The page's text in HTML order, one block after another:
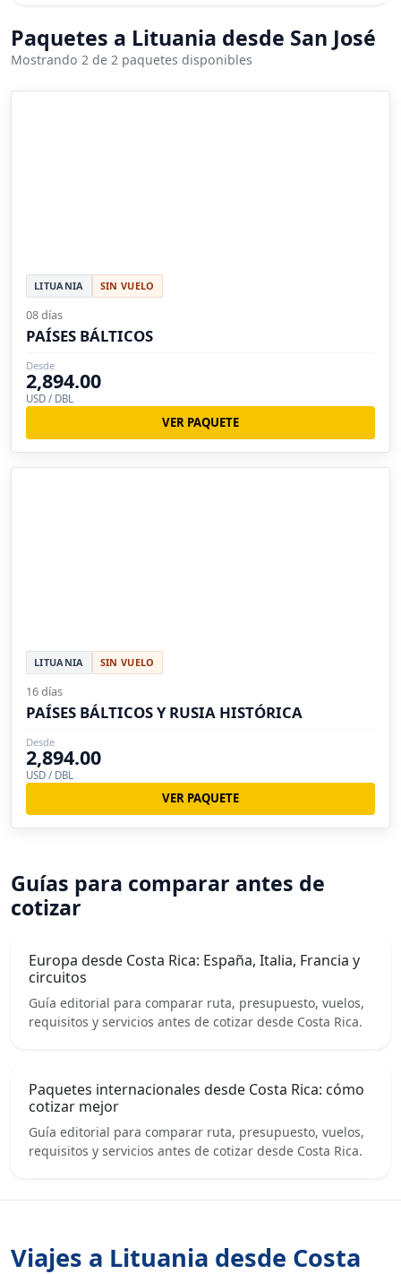
Paquetes a Lituania desde San José
Mostrando 2 de 2 paquetes disponibles
LITUANIA SIN VUELO
08 días
PAÍSES BÁLTICOS
Desde
2,894.00
USD / DBL
VER PAQUETE
LITUANIA SIN VUELO
16 días
PAÍSES BÁLTICOS Y RUSIA HISTÓRICA
Desde
2,894.00
USD / DBL
VER PAQUETE
Guías para comparar antes de
cotizar
Europa desde Costa Rica: España, Italia, Francia y
circuitos
Guía editorial para comparar ruta, presupuesto, vuelos,
requisitos y servicios antes de cotizar desde Costa Rica.
Paquetes internacionales desde Costa Rica: cómo
cotizar mejor
Guía editorial para comparar ruta, presupuesto, vuelos,
requisitos y servicios antes de cotizar desde Costa Rica.
Viajes a Lituania desde Costa